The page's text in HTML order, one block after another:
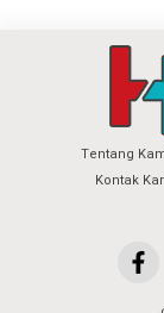
Tentang
Kontak